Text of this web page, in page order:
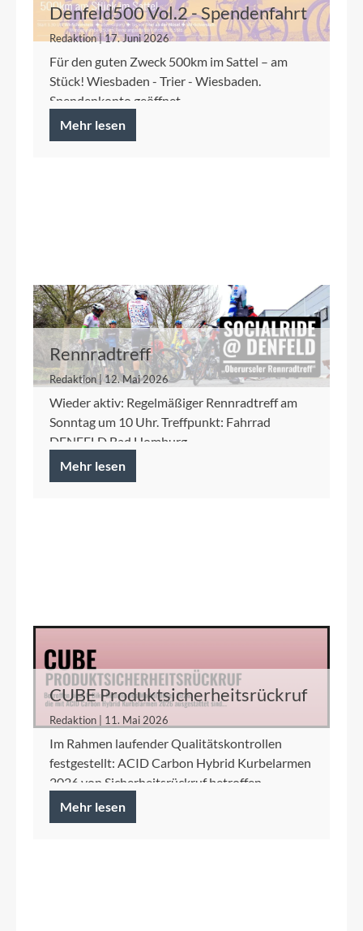
Denfeld500 Vol.2 - Spendenfahrt
2026 für die Kinderkrebshilfe
Frankfurt
Redaktion | 17. Juni 2026
Für den guten Zweck 500km im Sattel – am
Stück! Wiesbaden - Trier - Wiesbaden.
Spendenkonto geöffnet.
Mehr lesen
Rennradtreff
Redaktion | 12. Mai 2026
Wieder aktiv: Regelmäßiger Rennradtreff am
Sonntag um 10 Uhr. Treffpunkt: Fahrrad
DENFELD Bad Homburg
Mehr lesen
CUBE Produktsicherheitsrückruf
ACID Carbon Hybrid Kurbelarme
Redaktion | 11. Mai 2026
Im Rahmen laufender Qualitätskontrollen
festgestellt: ACID Carbon Hybrid Kurbelarmen
2026 von Sicherheitsrückruf betroffen.
Mehr lesen